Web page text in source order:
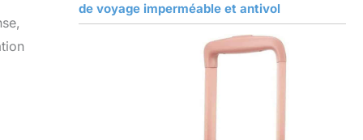
de voyage imperméable et antivol